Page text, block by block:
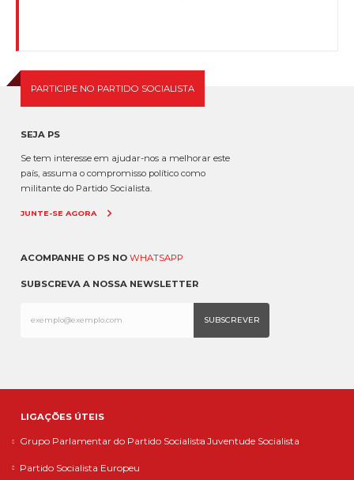
PARTICIPE NO PARTIDO SOCIALISTA
SEJA PS
Se tem interesse em ajudar-nos a melhorar este
país, assuma o compromisso político como
militante do Partido Socialista.
JUNTE-SE AGORA
ACOMPANHE O PS NO WHATSAPP
SUBSCREVA A NOSSA NEWSLETTER
LIGAÇÕES ÚTEIS
Grupo Parlamentar do Partido Socialista Juventude Socialista
Partido Socialista Europeu